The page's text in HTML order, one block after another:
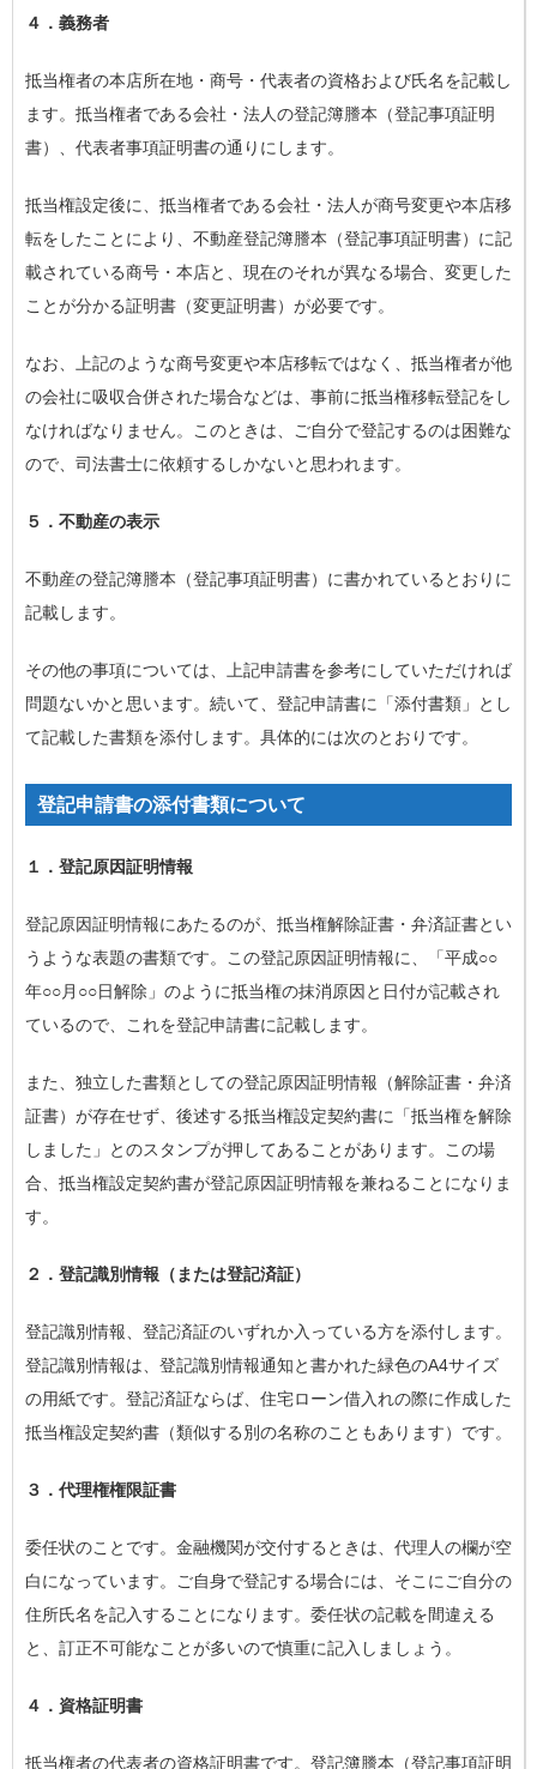
４．義務者
抵当権者の本店所在地・商号・代表者の資格および氏名を記載し
ます。抵当権者である会社・法人の登記簿謄本（登記事項証明
書）、代表者事項証明書の通りにします。
抵当権設定後に、抵当権者である会社・法人が商号変更や本店移
転をしたことにより、不動産登記簿謄本（登記事項証明書）に記
載されている商号・本店と、現在のそれが異なる場合、変更した
ことが分かる証明書（変更証明書）が必要です。
なお、上記のような商号変更や本店移転ではなく、抵当権者が他
の会社に吸収合併された場合などは、事前に抵当権移転登記をし
なければなりません。このときは、ご自分で登記するのは困難な
ので、司法書士に依頼するしかないと思われます。
５．不動産の表示
不動産の登記簿謄本（登記事項証明書）に書かれているとおりに
記載します。
その他の事項については、上記申請書を参考にしていただければ
問題ないかと思います。続いて、登記申請書に「添付書類」とし
て記載した書類を添付します。具体的には次のとおりです。
登記申請書の添付書類について
１．登記原因証明情報
登記原因証明情報にあたるのが、抵当権解除証書・弁済証書とい
うような表題の書類です。この登記原因証明情報に、「平成○○
年○○月○○日解除」のように抵当権の抹消原因と日付が記載され
ているので、これを登記申請書に記載します。
また、独立した書類としての登記原因証明情報（解除証書・弁済
証書）が存在せず、後述する抵当権設定契約書に「抵当権を解除
しました」とのスタンプが押してあることがあります。この場
合、抵当権設定契約書が登記原因証明情報を兼ねることになりま
す。
２．登記識別情報（または登記済証）
登記識別情報、登記済証のいずれか入っている方を添付します。
登記識別情報は、登記識別情報通知と書かれた緑色のA4サイズ
の用紙です。登記済証ならば、住宅ローン借入れの際に作成した
抵当権設定契約書（類似する別の名称のこともあります）です。
３．代理権権限証書
委任状のことです。金融機関が交付するときは、代理人の欄が空
白になっています。ご自身で登記する場合には、そこにご自分の
住所氏名を記入することになります。委任状の記載を間違える
と、訂正不可能なことが多いので慎重に記入しましょう。
４．資格証明書
抵当権者の代表者の資格証明書です。登記簿謄本（登記事項証明